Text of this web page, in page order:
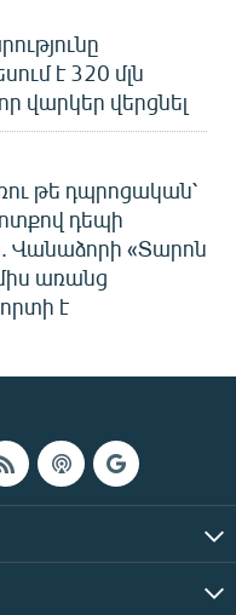
է 320 մլն
վարկեր վերցնել
թե դպրոցական՝
դեպի
Վանաձորի «Տարոն
առանց
է